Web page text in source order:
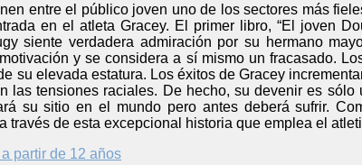
entre el público joven uno de los sectores más
en el atleta Gracey. El primer libro, “El joven
siente verdadera admiración por su hermano
y se considera a sí mismo un fracasado.
su elevada estatura. Los éxitos de Gracey
las tensiones raciales. De hecho, su devenir es
su sitio en el mundo pero antes deberá sufrir.
través de esta excepcional historia que emplea el
partir de 12 años